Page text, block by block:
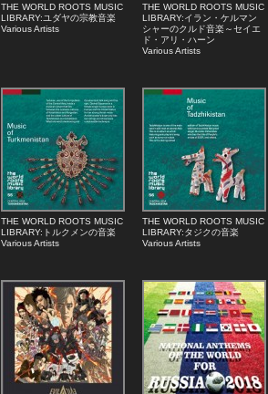
THE WORLD ROOTS MUSIC
LIBRARY:ユダヤの宗教音楽
Various Artists
THE WORLD ROOTS MUSIC
LIBRARY:イラン・ケルマン
シャーのクルド音楽～セイエ
ド・アリ・ハーン
Various Artists
THE WORLD ROOTS MUSIC
LIBRARY:トルクメンの音楽
Various Artists
THE WORLD ROOTS MUSIC
LIBRARY:タジクの音楽
Various Artists